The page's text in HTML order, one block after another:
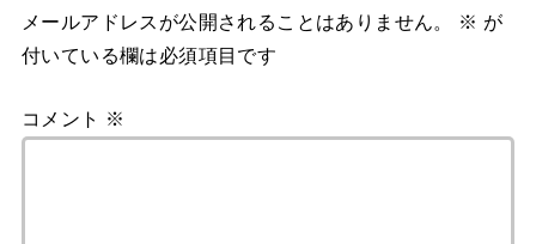
メールアドレスが公開されることはありません。 ※ が
付いている欄は必須項目です
コメント ※